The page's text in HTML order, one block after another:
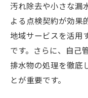
汚れ除去や小さな漏
よる点検契約が効果
地域サービスを活用
です。さらに、自己
排水物の処理を徹底
とが重要です。